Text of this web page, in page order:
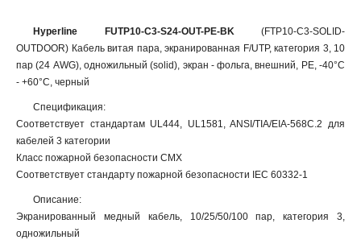
Hyperline FUTP10-C3-S24-OUT-PE-BK(FTP10-C3-SOLID-
OUTDOOR) Кабель витая пара, экранированная F/UTP, категория 3, 10
пар (24 AWG), одножильный (solid), экран - фольга, внешний, PE, -40°C
- +60°C, черный
Спецификация:
Соответствует стандартам UL444, UL1581, ANSI/TIA/EIA-568С.2 для
кабелей 3 категории
Класс пожарной безопасности СМX
Соответствует стандарту пожарной безопасности IEC 60332-1
Описание:
Экранированный медный кабель, 10/25/50/100 пар, категория 3,
одножильный